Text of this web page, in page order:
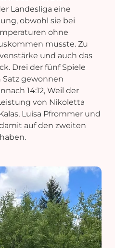
Landesliga eine
obwohl sie bei
ohne
musste. Zu
und auch das
Drei der fünf Spiele
gewonnen
14:12, Weil der
von Nikoletta
Luisa Pfrommer und
auf den zweiten